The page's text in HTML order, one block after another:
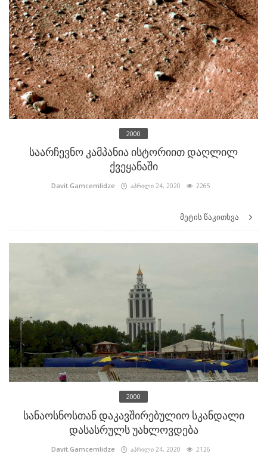
2000
საარჩევნო კამპანია ისტორიით დაღლილ
ქვეყანაში
Davit.Gamcemlidze აპრილი 24, 2020 2265
მეტის წაკითხვა
2000
სანაოსნოსთან დაკავშირებულიო სკანდალი
დასასრულს უახლოვდება
Davit.Gamcemlidze აპრილი 24, 2020 2126